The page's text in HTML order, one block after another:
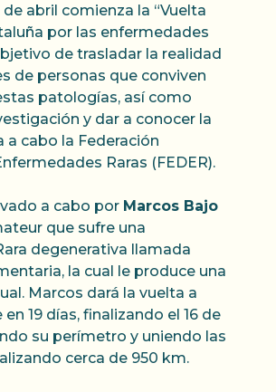
abril comienza la “Vuelta
por las enfermedades
de trasladar la realidad
de personas que conviven
patologías, así como
y dar a conocer la
a cabo la Federación
Raras (FEDER).
a cabo por Marcos Bajo
que sufre una
degenerativa llamada
la cual le produce una
Marcos dará la vuelta a
19 días, finalizando el 16 de
su perímetro y uniendo las
cerca de 950 km.